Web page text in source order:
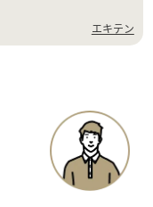
エキテン